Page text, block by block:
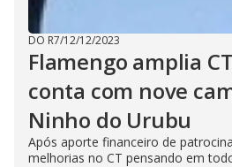
DO R7/12/12/2023
Flamengo amplia
conta com nove
Ninho do Urubu
Após aporte financeiro de
melhorias no CT pensando em